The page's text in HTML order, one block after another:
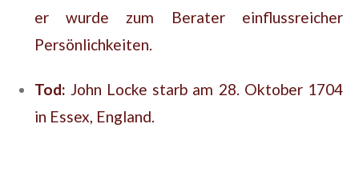
er wurde zum Berater einflussreicher
Persönlichkeiten.
Tod: John Locke starb am 28. Oktober 1704
in Essex, England.